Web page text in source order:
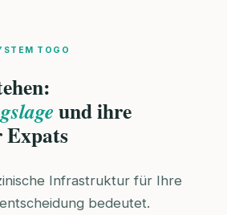
TOGO
und ihre
Expats
Infrastruktur für Ihre
bedeutet.